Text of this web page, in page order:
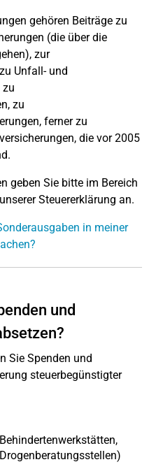
gehören Beiträge zu
(die über die
zur
Unfall- und
zu
zu
ferner zu
die vor 2005
geben Sie bitte im Bereich
Steuererklärung an.
in meiner
und
Sie Spenden und
steuerbegünstigter